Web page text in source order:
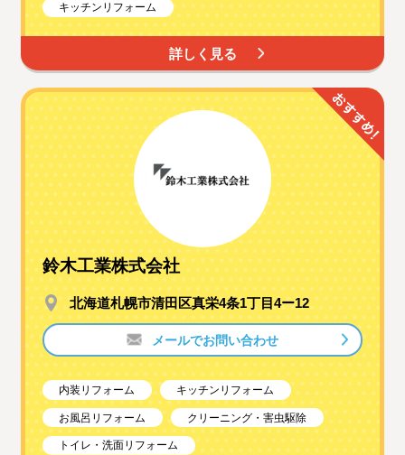
キッチンリフォーム
詳しく見る
鈴木工業株式会社
北海道札幌市清田区真栄4条1丁目4ー12
メールでお問い合わせ
内装リフォーム キッチンリフォーム
お風呂リフォーム クリーニング・害虫駆除
トイレ・洗面リフォーム